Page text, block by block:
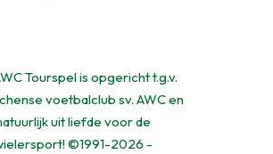
Tourspel is opgericht t.g.v.
voetbalclub sv. AWC en
uit liefde voor de
©1991-2026 -